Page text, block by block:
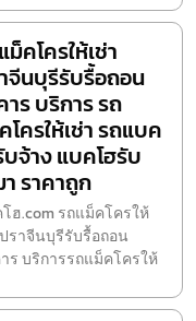
ม็คโครให้เช่า
จีนบุรีรับรื้อถอน
าร บริการ รถ
โครให้เช่า รถแบค
บจ้าง แบคโฮรับ
า ราคาถูก
ฮ.com รถแม็คโครให้
ราจีนบุรีรับรื้อถอน
ร บริการรถแม็คโครให้